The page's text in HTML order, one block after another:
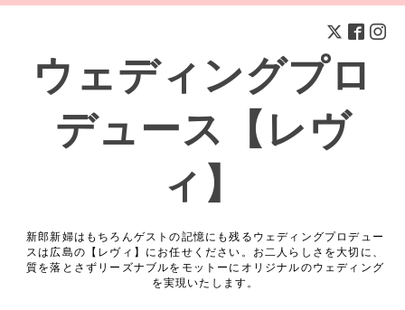
ウェディングプロ
デュース【レヴ
ィ】
新郎新婦はもちろんゲストの記憶にも残るウェディングプロデュー
スは広島の【レヴィ】にお任せください。お二人らしさを大切に、
質を落とさずリーズナブルをモットーにオリジナルのウェディング
を実現いたします。